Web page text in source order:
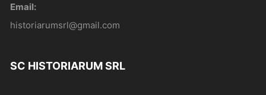
Email:
historiarumsrl@gmail.com
SC HISTORIARUM SRL